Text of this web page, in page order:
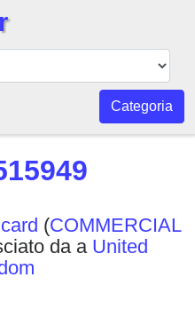
Categoria
(COMMERCIAL
da a United